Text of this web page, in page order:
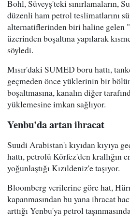
Bohl, Süveyş'teki sınırlamaların,
düzenli ham petrol teslimatlarını
alternatiflerinden biri haline gelen
üzerinden boşaltma yapılarak
söyledi.
Mısır'daki SUMED boru hattı,
geçmeden önce yüklerinin bir
boşaltmasına, kanalın diğer
yüklemesine imkan sağlıyor.
Yenbu'da artan ihracat
Suudi Arabistan'ı kıyıdan kıyıya
hattı, petrolü Körfez'den krallığın
yoğunlaştığı Kızıldeniz'e taşıyor.
Bloomberg verilerine göre hat,
kapanmasından bu yana ihracat
arttığı Yenbu'ya petrol